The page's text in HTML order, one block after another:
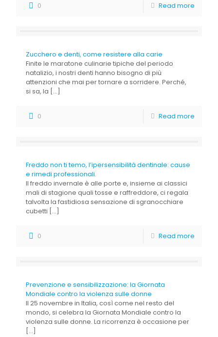
0 Read more
Zucchero e denti, come resistere alla carie
Finite le maratone culinarie tipiche del periodo
natalizio, i nostri denti hanno bisogno di più
attenzioni che mai per tornare a sorridere. Perché,
si sa, la […]
0 Read more
Freddo non ti temo, l’ipersensibilità dentinale: cause
e rimedi professionali.
Il freddo invernale è alle porte e, insieme ai classici
mali di stagione quali tosse e raffreddore, ci regala
talvolta la fastidiosa sensazione di sgranocchiare
cubetti […]
0 Read more
Prevenzione e sensibilizzazione: la Giornata
Mondiale contro la violenza sulle donne
Il 25 novembre in Italia, così come nel resto del
mondo, si celebra la Giornata Mondiale contro la
violenza sulle donne. La ricorrenza è occasione per
[…]